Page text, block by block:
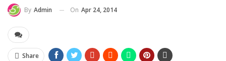
By Admin On Apr 24, 2014
Share